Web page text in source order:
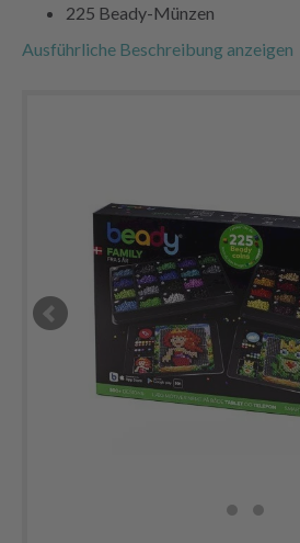
225 Beady-Münzen
Ausführliche Beschreibung anzeigen